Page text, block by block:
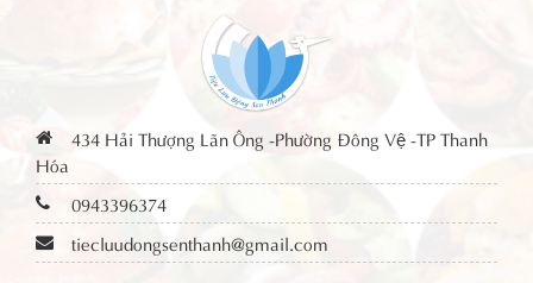
434 Hải Thượng Lãn Ông -Phường Đông Vệ -TP Thanh
Hóa
0943396374
tiecluudongsenthanh@gmail.com